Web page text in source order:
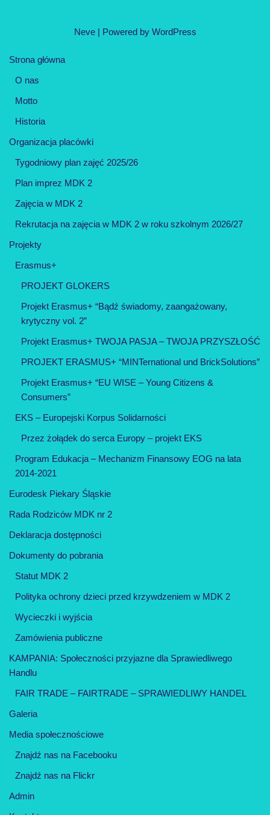
Neve| Powered by WordPress
Strona główna
O nas
Motto
Historia
Organizacja placówki
Tygodniowy plan zajęć 2025/26
Plan imprez MDK 2
Zajęcia w MDK 2
Rekrutacja na zajęcia w MDK 2 w roku szkolnym 2026/27
Projekty
Erasmus+
PROJEKT GLOKERS
Projekt Erasmus+ “Bądź świadomy, zaangażowany,
krytyczny vol. 2”
Projekt Erasmus+ TWOJA PASJA – TWOJA PRZYSZŁOŚĆ
PROJEKT ERASMUS+ “MINTernational und BrickSolutions”
Projekt Erasmus+ “EU WISE – Young Citizens &
Consumers”
EKS – Europejski Korpus Solidarności
Przez żołądek do serca Europy – projekt EKS
Program Edukacja – Mechanizm Finansowy EOG na lata
2014-2021
Eurodesk Piekary Śląskie
Rada Rodziców MDK nr 2
Deklaracja dostępności
Dokumenty do pobrania
Statut MDK 2
Polityka ochrony dzieci przed krzywdzeniem w MDK 2
Wycieczki i wyjścia
Zamówienia publiczne
KAMPANIA: Społeczności przyjazne dla Sprawiedliwego
Handlu
FAIR TRADE – FAIRTRADE – SPRAWIEDLIWY HANDEL
Galeria
Media społecznościowe
Znajdź nas na Facebooku
Znajdź nas na Flickr
Admin